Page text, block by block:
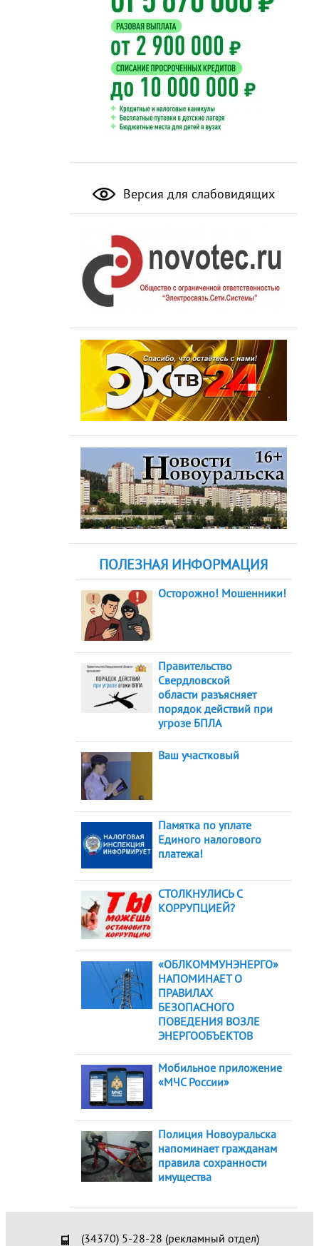
Версия для слабовидящих
ПОЛЕЗНАЯ ИНФОРМАЦИЯ
Осторожно! Мошенники!
Правительство
Свердловской
области разъясняет
порядок действий при
угрозе БПЛА
Ваш участковый
Памятка по уплате
Единого налогового
платежа!
СТОЛКНУЛИСЬ С
КОРРУПЦИЕЙ?
«ОБЛКОММУНЭНЕРГО»
НАПОМИНАЕТ О
ПРАВИЛАХ
БЕЗОПАСНОГО
ПОВЕДЕНИЯ ВОЗЛЕ
ЭНЕРГООБЪЕКТОВ
Мобильное приложение
«МЧС России»
Полиция Новоуральска
напоминает гражданам
правила сохранности
имущества
(34370) 5-28-28 (рекламный отдел)